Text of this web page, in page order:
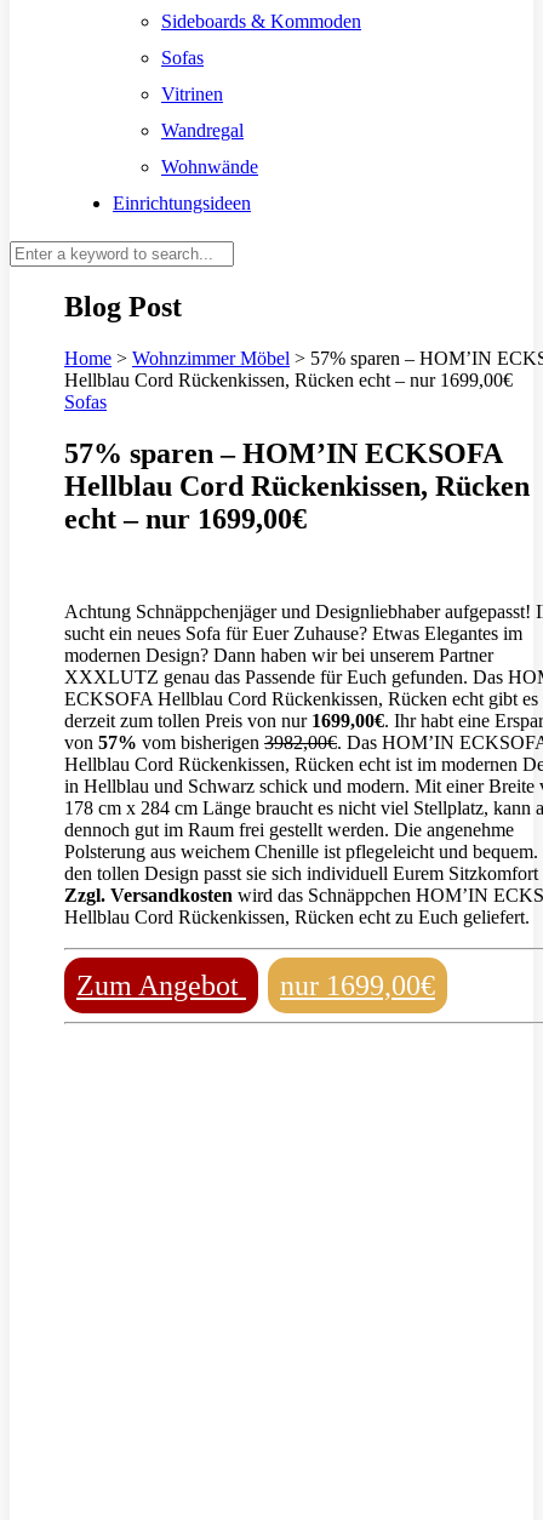
Sideboards & Kommoden
Sofas
Vitrinen
Wandregal
Wohnwände
Einrichtungsideen
Blog Post
Home > Wohnzimmer Möbel > 57% sparen – HOM’IN
Hellblau Cord Rückenkissen, Rücken echt – nur 1699,00€
Sofas
57% sparen – HOM’IN ECKSOFA
Hellblau Cord Rückenkissen, Rücken
echt – nur 1699,00€
Achtung Schnäppchenjäger und Designliebhaber aufgepasst!
sucht ein neues Sofa für Euer Zuhause? Etwas Elegantes im
modernen Design? Dann haben wir bei unserem Partner
XXXLUTZ genau das Passende für Euch gefunden. Das
ECKSOFA Hellblau Cord Rückenkissen, Rücken echt gibt es
derzeit zum tollen Preis von nur 1699,00€. Ihr habt eine
von 57% vom bisherigen 3982,00€. Das HOM’IN
Hellblau Cord Rückenkissen, Rücken echt ist im modernen
in Hellblau und Schwarz schick und modern. Mit einer Breite
178 cm x 284 cm Länge braucht es nicht viel Stellplatz, kann
dennoch gut im Raum frei gestellt werden. Die angenehme
Polsterung aus weichem Chenille ist pflegeleicht und
den tollen Design passt sie sich individuell Eurem
Zzgl. Versandkosten wird das Schnäppchen HOM’IN
Hellblau Cord Rückenkissen, Rücken echt zu Euch geliefert.
Zum Angebot nur 1699,00€